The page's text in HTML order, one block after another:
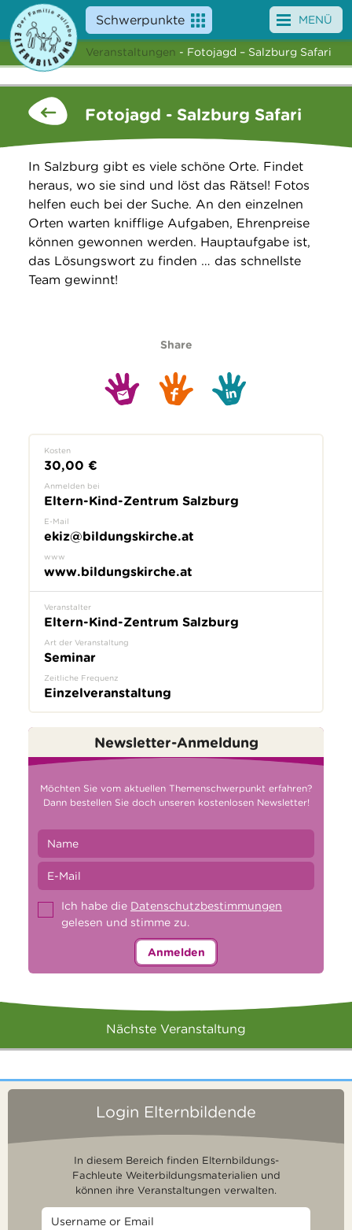
Schwerpunkte
Angebote
Veranstaltungen
Service
Über uns
Suche
MENÜ
Veranstaltungen - Fotojagd – Salzburg Safari
Fotojagd - Salzburg Safari
In Salzburg gibt es viele schöne Orte. Findet
heraus, wo sie sind und löst das Rätsel! Fotos
helfen euch bei der Suche. An den einzelnen
Orten warten knifflige Aufgaben, Ehrenpreise
können gewonnen werden. Hauptaufgabe ist,
das Lösungswort zu finden … das schnellste
Team gewinnt!
Share
Kosten
30,00 €
Anmelden bei
Eltern-Kind-Zentrum Salzburg
E-Mail
ekiz@bildungskirche.at
www
www.bildungskirche.at
Veranstalter
Eltern-Kind-Zentrum Salzburg
Art der Veranstaltung
Seminar
Zeitliche Frequenz
Einzelveranstaltung
Newsletter-Anmeldung
Möchten Sie vom aktuellen Themenschwerpunkt erfahren?
Dann bestellen Sie doch unseren kostenlosen Newsletter!
Ich habe die Datenschutzbestimmungen
gelesen und stimme zu.
Anmelden
Nächste Veranstaltung
Login Elternbildende
In diesem Bereich finden Elternbildungs-
Fachleute Weiterbildungsmaterialien und
können ihre Veranstaltungen verwalten.